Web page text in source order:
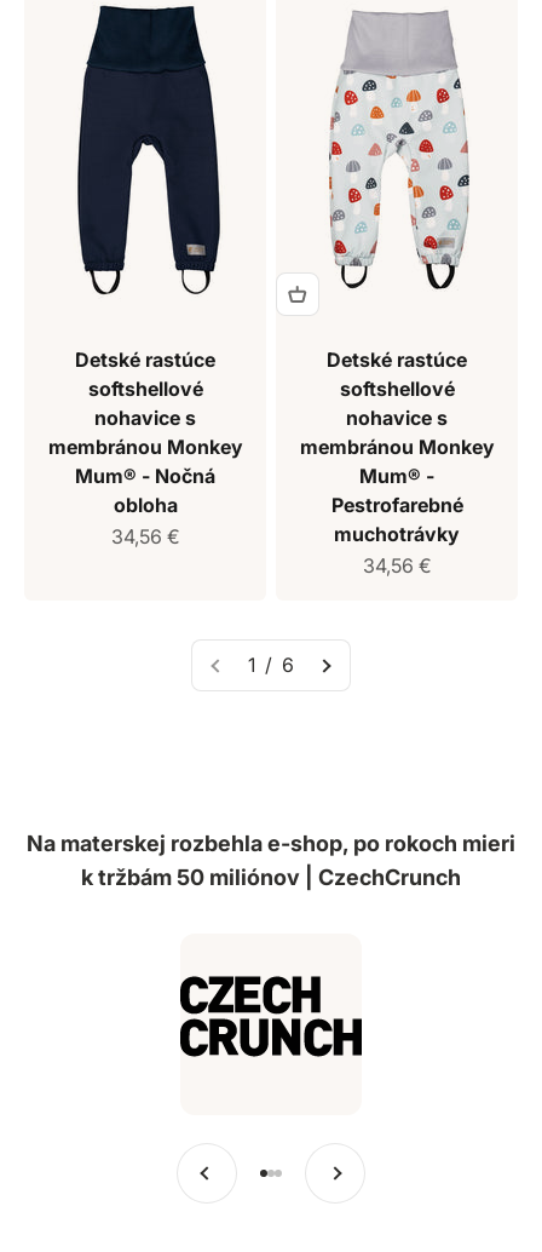
Detské rastúce
softshellové
nohavice s
membránou Monkey
Mum® - Nočná
obloha
Predajná cena
34,56 €
Detské rastúce
softshellové
nohavice s
membránou Monkey
Mum® -
Pestrofarebné
muchotrávky
Predajná cena
34,56 €
1 / 6
Na materskej rozbehla e-shop, po rokoch mieri
k tržbám 50 miliónov | CzechCrunch
Predchádzajúce
Prejsť na položku 1
Prejsť na položku 2
Prejsť na položku 3
Ďalšie